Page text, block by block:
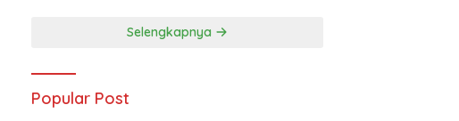
Selengkapnya
Popular Post